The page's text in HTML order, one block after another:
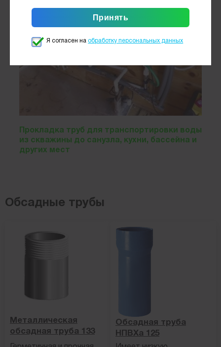
Прокладка труб для транспортировки воды
из скважины до санузла, кухни, бассейна и
других мест
Обсадные трубы
Металлическая
обсадная труба 133
Обсадная труба
НПВХа 125
Я согласен на обработку персональных данных